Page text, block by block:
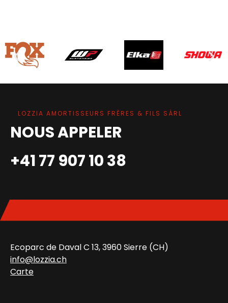
LOZZIA AMORTISSEURS FRÈRES & FILS SÀRL
NOUS APPELER
+41 77 907 10 38
Ecoparc de Daval C 13, 3960 Sierre (CH)
info@lozzia.ch
Carte